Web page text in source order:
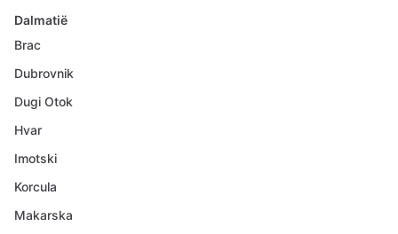
Dalmatië
Brac
Dubrovnik
Dugi Otok
Hvar
Imotski
Korcula
Makarska